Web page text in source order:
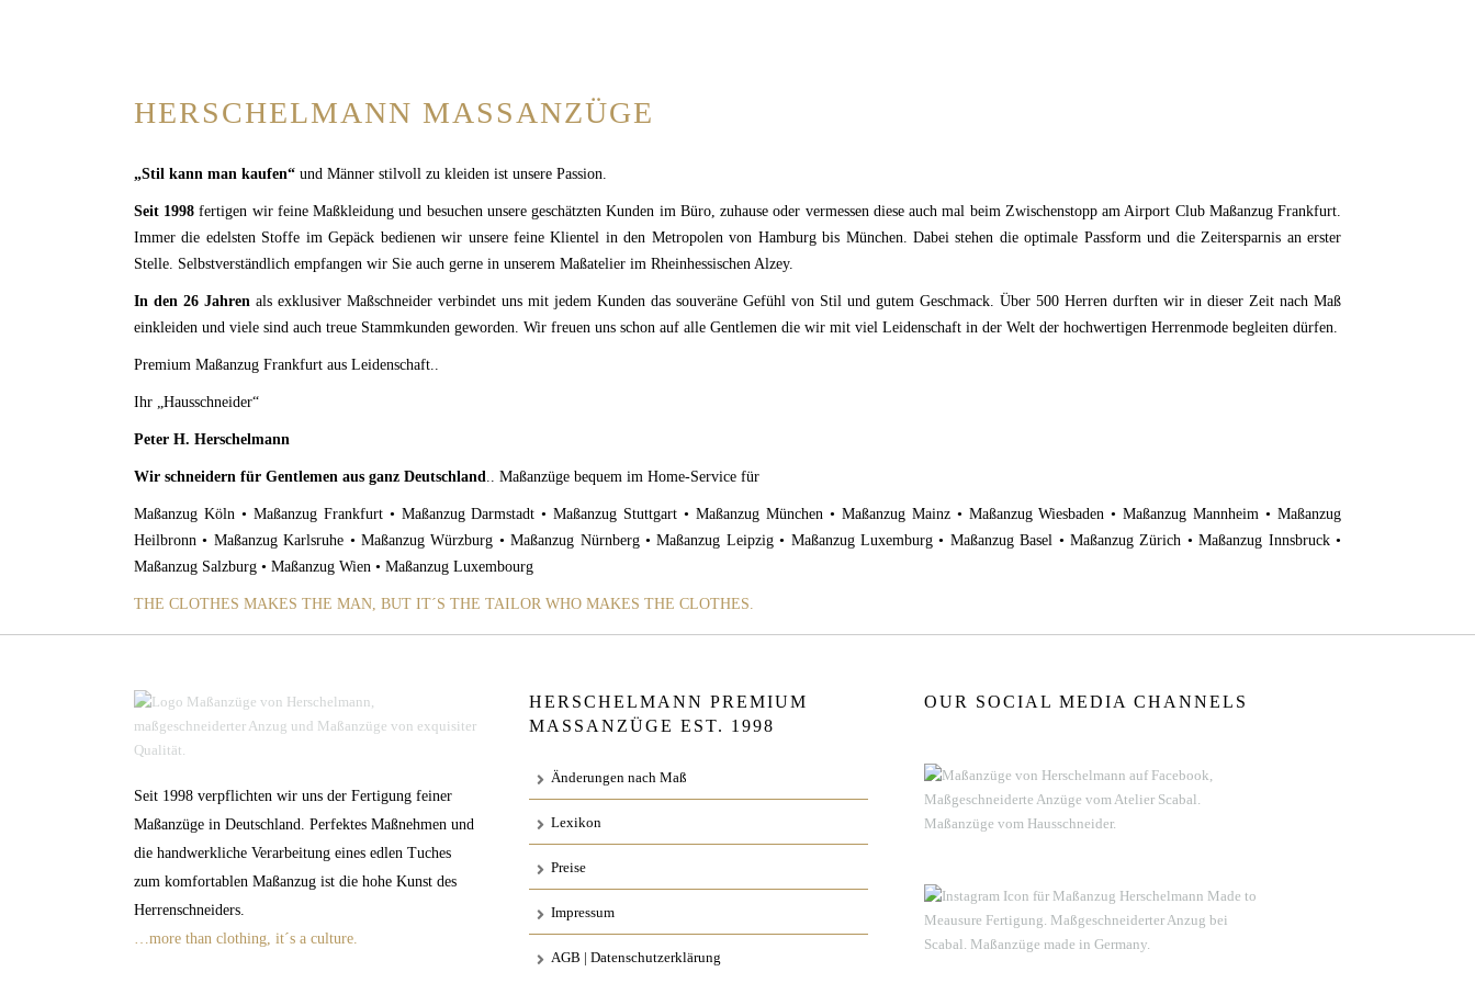
HERSCHELMANN MASSANZÜGE
„Stil kann man kaufen“ und Männer stilvoll zu kleiden ist unsere Passion.
Seit 1998fertigen wir feine Maßkleidung und besuchen unsere geschätzten Kunden im Büro, zuhause oder vermessen diese auch mal beim Zwischenstopp am Airport Club Maßanzug Frankfurt.
Immer die edelsten Stoffe im Gepäck bedienen wir unsere feine Klientel in den Metropolen von Hamburg bis München. Dabei stehen die optimale Passform und die Zeitersparnis an erster
Stelle. Selbstverständlich empfangen wir Sie auch gerne in unserem Maßatelier im Rheinhessischen Alzey.
In den 26 Jahren als exklusiver Maßschneider verbindet uns mit jedem Kunden das souveräne Gefühl von Stil und gutem Geschmack. Über 500 Herren durften wir in dieser Zeit nach Maß
einkleiden und viele sind auch treue Stammkunden geworden. Wir freuen uns schon auf alle Gentlemen die wir mit viel Leidenschaft in der Welt der hochwertigen Herrenmode begleiten dürfen.
Premium Maßanzug Frankfurt aus Leidenschaft..
Ihr „Hausschneider“
Peter H. Herschelmann
Wir schneidern für Gentlemen aus ganz Deutschland.. Maßanzüge bequem im Home-Service für
Maßanzug Köln • Maßanzug Frankfurt • Maßanzug Darmstadt • Maßanzug Stuttgart • Maßanzug München • Maßanzug Mainz • Maßanzug Wiesbaden • Maßanzug Mannheim • Maßanzug
Heilbronn • Maßanzug Karlsruhe • Maßanzug Würzburg • Maßanzug Nürnberg • Maßanzug Leipzig • Maßanzug Luxemburg • Maßanzug Basel • Maßanzug Zürich • Maßanzug Innsbruck •
Maßanzug Salzburg • Maßanzug Wien • Maßanzug Luxembourg
THE CLOTHES MAKES THE MAN, BUT IT´S THE TAILOR WHO MAKES THE CLOTHES.
Seit 1998 verpflichten wir uns der Fertigung feiner
Maßanzüge in Deutschland. Perfektes Maßnehmen und
die handwerkliche Verarbeitung eines edlen Tuches
zum komfortablen Maßanzug ist die hohe Kunst des
Herrenschneiders.
…more than clothing, it´s a culture.
HERSCHELMANN PREMIUM
MASSANZÜGE EST. 1998
Änderungen nach Maß
Lexikon
Preise
Impressum
AGB | Datenschutzerklärung
OUR SOCIAL MEDIA CHANNELS